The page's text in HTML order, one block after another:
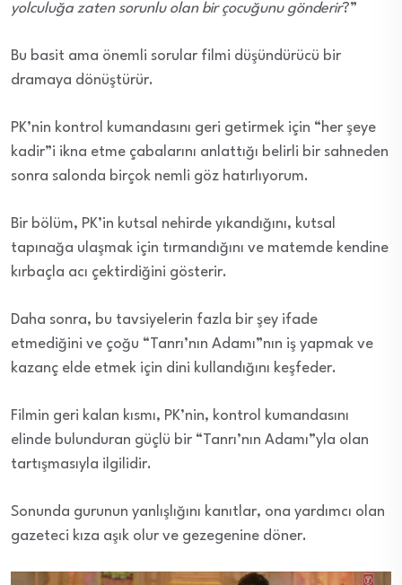
yolculuğa zaten sorunlu olan bir çocuğunu gönderir?”
Bu basit ama önemli sorular filmi düşündürücü bir
dramaya dönüştürür.
PK’nin kontrol kumandasını geri getirmek için “her şeye
kadir”i ikna etme çabalarını anlattığı belirli bir sahneden
sonra salonda birçok nemli göz hatırlıyorum.
Bir bölüm, PK’in kutsal nehirde yıkandığını, kutsal
tapınağa ulaşmak için tırmandığını ve matemde kendine
kırbaçla acı çektirdiğini gösterir.
Daha sonra, bu tavsiyelerin fazla bir şey ifade
etmediğini ve çoğu “Tanrı’nın Adamı”nın iş yapmak ve
kazanç elde etmek için dini kullandığını keşfeder.
Filmin geri kalan kısmı, PK’nin, kontrol kumandasını
elinde bulunduran güçlü bir “Tanrı’nın Adamı”yla olan
tartışmasıyla ilgilidir.
Sonunda gurunun yanlışlığını kanıtlar, ona yardımcı olan
gazeteci kıza aşık olur ve gezegenine döner.